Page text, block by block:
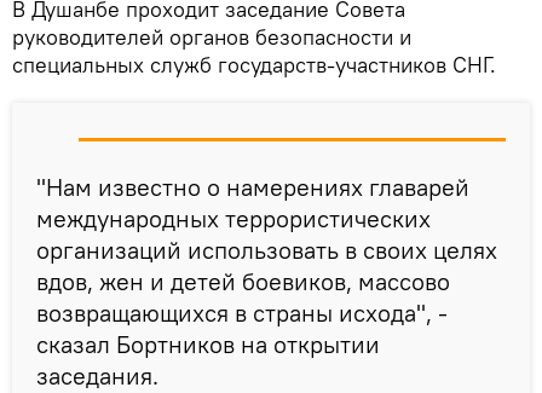
В Душанбе проходит заседание Совета
руководителей органов безопасности и
специальных служб государств-участников СНГ.
"Нам известно о намерениях главарей
международных террористических
организаций использовать в своих целях
вдов, жен и детей боевиков, массово
возвращающихся в страны исхода", -
сказал Бортников на открытии
заседания.